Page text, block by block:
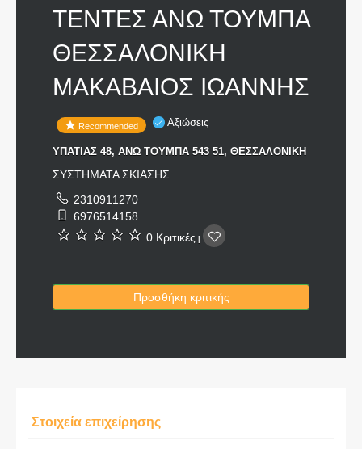
ΤΕΝΤΕΣ ΑΝΩ ΤΟΥΜΠΑ
ΘΕΣΣΑΛΟΝΙΚΗ
ΜΑΚΑΒΑΙΟΣ ΙΩΑΝΝΗΣ
Recommended Αξιώσεις
ΥΠΑΤΙΑΣ 48, ΑΝΩ ΤΟΥΜΠΑ 543 51, ΘΕΣΣΑΛΟΝΙΚΗ
ΣΥΣΤΗΜΑΤΑ ΣΚΙΑΣΗΣ
2310911270
6976514158
0 Κριτικές
Προσθήκη κριτικής
Στοιχεία επιχείρησης